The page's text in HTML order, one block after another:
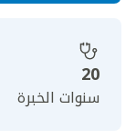
20
سنوات الخبرة